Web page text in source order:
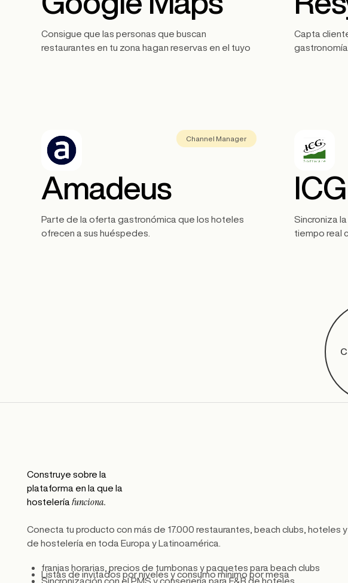
Consigue que las personas que buscan
restaurantes en tu zona hagan reservas en el tuyo
Capta
Channel Manager
Amadeus
Parte de la oferta gastronómica que los hoteles
ofrecen a sus huéspedes.
ICG
Sincroniza
tiempo real
Construye sobre la
plataforma en la que la
hosteleríafunciona.
Conecta tu producto con más de 17.000 restaurantes, beach clubs, hoteles
de hostelería en toda Europa y Latinoamérica.
franjas horarias, precios de tumbonas y paquetes para beach clubs
Listas de invitados por niveles y consumo mínimo por mesa
Sincronización con el PMS y conserjería para F&B de hoteles